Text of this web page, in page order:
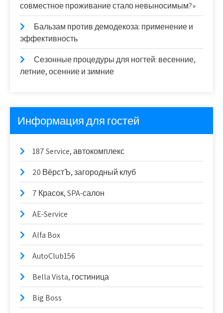
совместное проживание стало невыносимым?»
Бальзам против демодекоза: применение и
эффективность
Сезонные процедуры для ногтей: весенние,
летние, осенние и зимние
Информация для гостей
187 Service, автокомплекс
20 ВёрстЪ, загородный клуб
7 Красок, SPA-салон
AE-Service
Alfa Box
AutoClub156
Bella Vista, гостиница
Big Boss